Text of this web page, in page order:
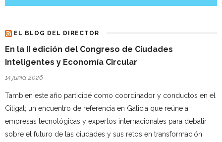
EL BLOG DEL DIRECTOR
En la II edición del Congreso de Ciudades
Inteligentes y Economía Circular
14 junio, 2026
Tambien este año participé como coordinador y conductos en el
Citigal; un encuentro de referencia en Galicia que reúne a
empresas tecnológicas y expertos internacionales para debatir
sobre el futuro de las ciudades y sus retos en transformación